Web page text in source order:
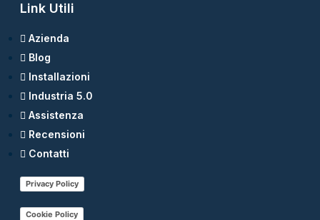
Link Utili
Azienda
Blog
Installazioni
Industria 5.0
Assistenza
Recensioni
Contatti
Privacy Policy
Cookie Policy